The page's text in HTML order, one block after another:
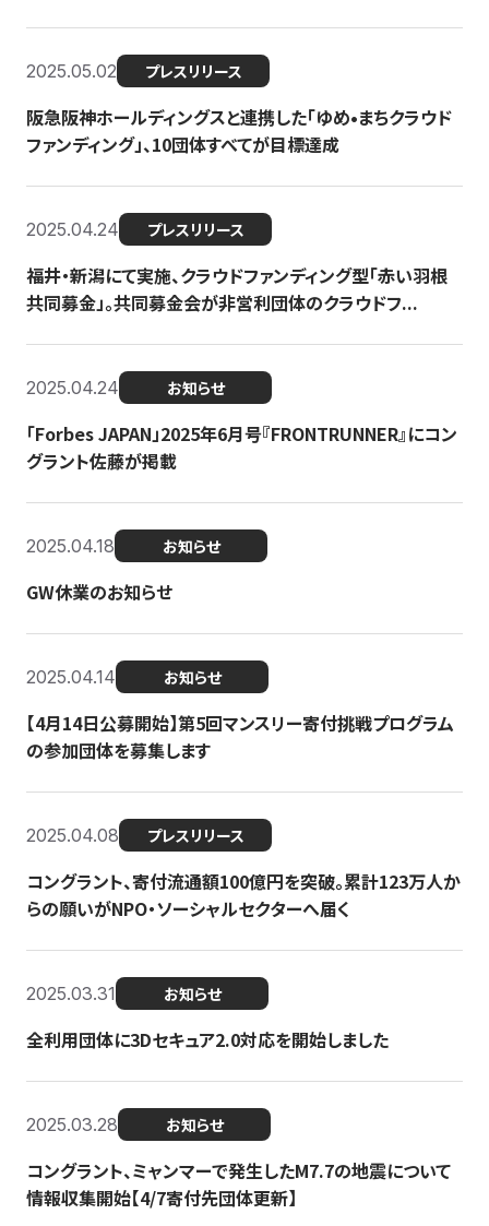
2025.05.02 プレスリリース
阪急阪神ホールディングスと連携した「ゆめ•まちクラウド
ファンディング」、10団体すべてが目標達成
2025.04.24 プレスリリース
福井・新潟にて実施、クラウドファンディング型「赤い羽根
共同募金」。共同募金会が非営利団体のクラウドフ...
2025.04.24 お知らせ
「Forbes JAPAN」2025年6月号『FRONTRUNNER』にコン
グラント佐藤が掲載
2025.04.18 お知らせ
GW休業のお知らせ
2025.04.14 お知らせ
【4月14日公募開始】第5回マンスリー寄付挑戦プログラム
の参加団体を募集します
2025.04.08 プレスリリース
コングラント、寄付流通額100億円を突破。累計123万人か
らの願いがNPO・ソーシャルセクターへ届く
2025.03.31 お知らせ
全利用団体に3Dセキュア2.0対応を開始しました
2025.03.28 お知らせ
コングラント、ミャンマーで発生したM7.7の地震について
情報収集開始【4/7寄付先団体更新】